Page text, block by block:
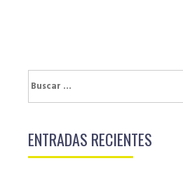
Buscar:
ENTRADAS RECIENTES